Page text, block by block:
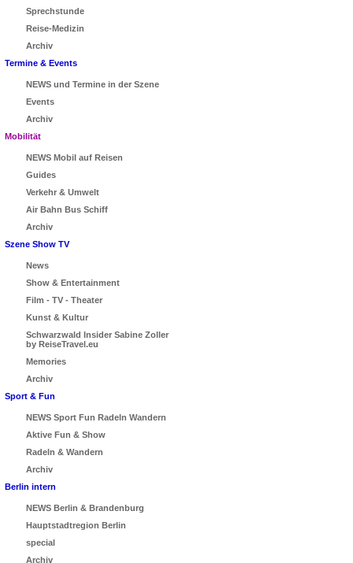
Sprechstunde
Reise-Medizin
Archiv
Termine & Events
NEWS und Termine in der Szene
Events
Archiv
Mobilität
NEWS Mobil auf Reisen
Guides
Verkehr & Umwelt
Air Bahn Bus Schiff
Archiv
Szene Show TV
News
Show & Entertainment
Film - TV - Theater
Kunst & Kultur
Schwarzwald Insider Sabine Zoller
by ReiseTravel.eu
Memories
Archiv
Sport & Fun
NEWS Sport Fun Radeln Wandern
Aktive Fun & Show
Radeln & Wandern
Archiv
Berlin intern
NEWS Berlin & Brandenburg
Hauptstadtregion Berlin
special
Archiv